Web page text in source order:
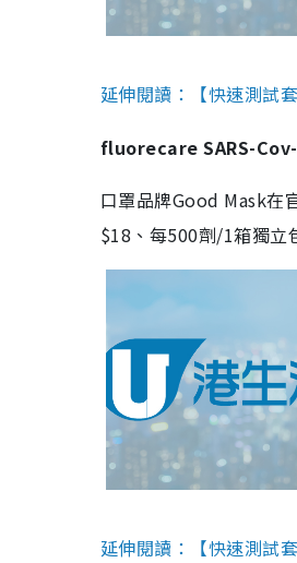
延伸閱讀：【快速測試
fluorecare SARS-Cov-
口罩品牌Good Mask在
$18、每500劑/1箱獨立
延伸閱讀：【快速測試